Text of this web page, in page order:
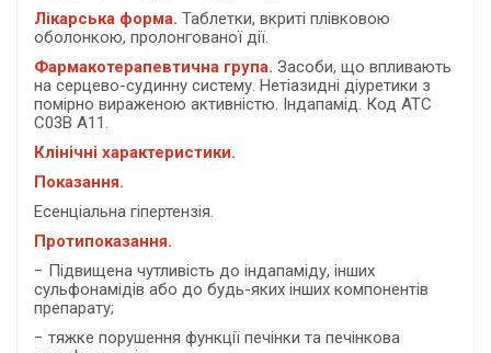
Лікарська форма. Таблетки, вкриті плівковою
оболонкою, пролонгованої дії.
Фармакотерапевтична група. Засоби, що впливають
на серцево-судинну систему. Нетіазидні діуретики з
помірно вираженою активністю. Індапамід. Код АТС
С03В А11.
Клінічні характеристики.
Показання.
Есенціальна гіпертензія.
Протипоказання.
− Підвищена чутливість до індапаміду, інших
сульфонамідів або до будь-яких інших компонентів
препарату;
− тяжке порушення функції печінки та печінкова